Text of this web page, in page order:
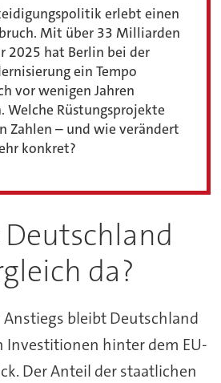
erlebt einen
Mit über 33 Milliarden
2025 hat Berlin bei der
ein Tempo
vor wenigen Jahren
Welche Rüstungsprojekte
Zahlen – und wie verändert
konkret?
da?
bleibt Deutschland
Investitionen hinter dem EU-
Der Anteil der staatlichen